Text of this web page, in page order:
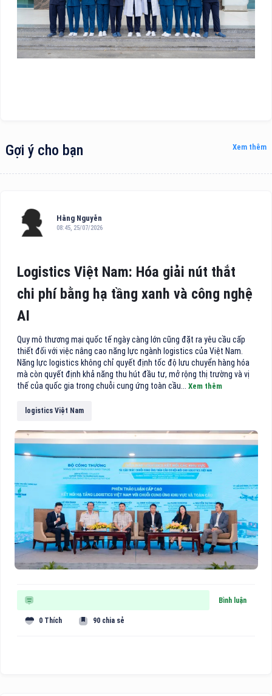
Gợi ý cho bạn Xem thêm
Hằng Nguyễn
08:45, 25/07/2026
Logistics Việt Nam: Hóa giải nút thắt
chi phí bằng hạ tầng xanh và công nghệ
AI
Quy mô thương mại quốc tế ngày càng lớn cũng đặt ra yêu cầu cấp
thiết đối với việc nâng cao năng lực ngành logistics của Việt Nam.
Năng lực logistics không chỉ quyết định tốc độ lưu chuyển hàng hóa
mà còn quyết định khả năng thu hút đầu tư, mở rộng thị trường và vị
thế của quốc gia trong chuỗi cung ứng toàn cầu... Xem thêm
logistics Việt Nam
Bình luận
0 Thích 90 chia sẻ